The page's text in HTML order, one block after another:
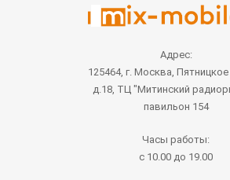
Адрес:
125464, г. Москва,
д.18, ТЦ "Митинский
павильон 154
Часы работы:
с 10.00 до 19.00